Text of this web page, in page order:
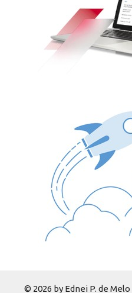
© 2026 by Ednei P. de Melo